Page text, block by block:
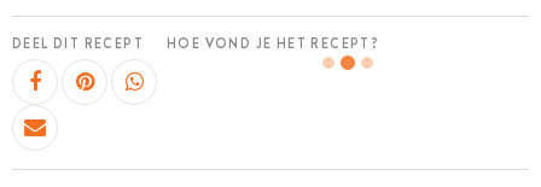
DEEL DIT RECEPT HOE VOND JE HET RECEPT?